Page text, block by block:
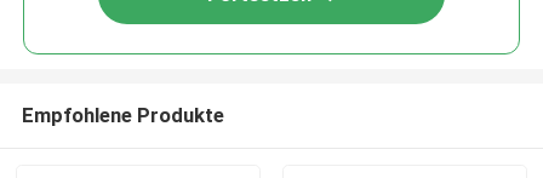
Empfohlene Produkte